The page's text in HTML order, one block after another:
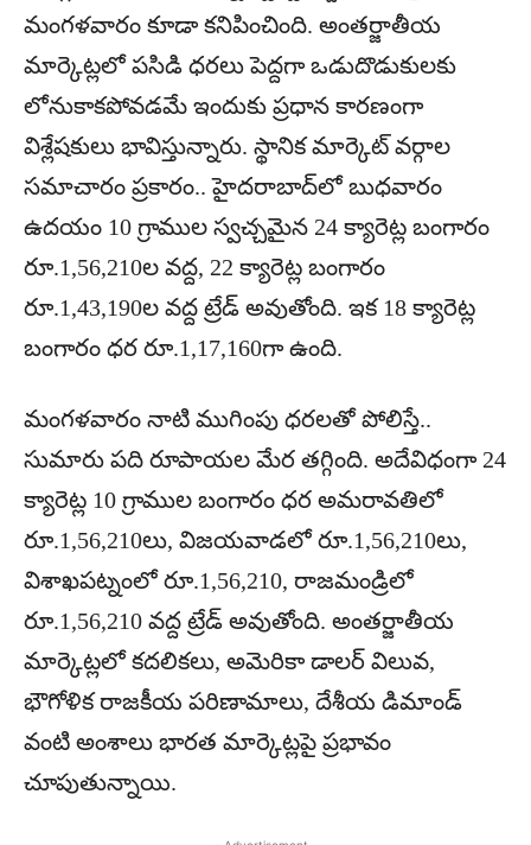
మంగళవారం కూడా కనిపించింది. అంతర్జాతీయ
మార్కెట్లలో పసిడి ధరలు పెద్దగా ఒడుదొడుకులకు
లోనుకాకపోవడమే ఇందుకు ప్రధాన కారణంగా
విశ్లేషకులు భావిస్తున్నారు. స్థానిక మార్కెట్ వర్గాల
సమాచారం ప్రకారం.. హైదరాబాద్‌లో బుధవారం
ఉదయం 10 గ్రాముల స్వచ్చమైన 24 క్యారెట్ల బంగారం
రూ.1,56,210ల వద్ద, 22 క్యారెట్ల బంగారం
రూ.1,43,190ల వద్ద ట్రేడ్ అవుతోంది. ఇక 18 క్యారెట్ల
బంగారం ధర రూ.1,17,160గా ఉంది.
మంగళవారం నాటి ముగింపు ధరలతో పోలిస్తే..
సుమారు పది రూపాయల మేర తగ్గింది. అదేవిధంగా 24
క్యారెట్ల 10 గ్రాముల బంగారం ధర అమరావతిలో
రూ.1,56,210లు, విజయవాడలో రూ.1,56,210లు,
విశాఖపట్నంలో రూ.1,56,210, రాజమండ్రిలో
రూ.1,56,210 వద్ద ట్రేడ్ అవుతోంది. అంతర్జాతీయ
మార్కెట్లలో కదలికలు, అమెరికా డాలర్ విలువ,
భౌగోళిక రాజకీయ పరిణామాలు, దేశీయ డిమాండ్
వంటి అంశాలు భారత మార్కెట్లపై ప్రభావం
చూపుతున్నాయి.